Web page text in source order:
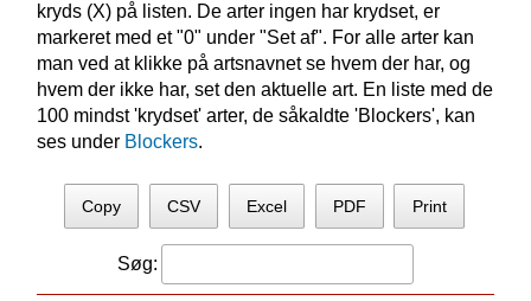
kryds (X) på listen. De arter ingen har krydset, er
markeret med et "0" under "Set af". For alle arter kan
man ved at klikke på artsnavnet se hvem der har, og
hvem der ikke har, set den aktuelle art. En liste med de
100 mindst 'krydset' arter, de såkaldte 'Blockers', kan
ses under Blockers.
Copy CSV Excel PDF Print
Søg: